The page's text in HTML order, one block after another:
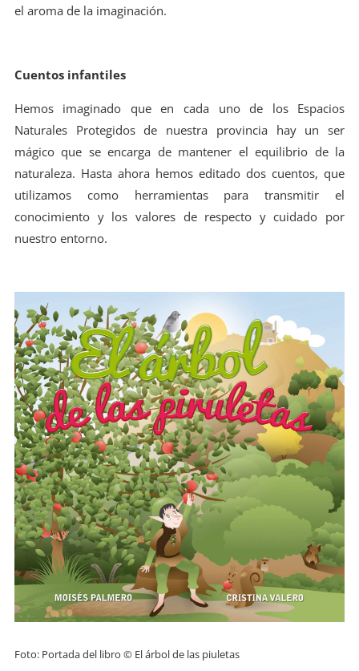
el aroma de la imaginación.
Cuentos infantiles
Hemos imaginado que en cada uno de los Espacios
Naturales Protegidos de nuestra provincia hay un ser
mágico que se encarga de mantener el equilibrio de la
naturaleza. Hasta ahora hemos editado dos cuentos, que
utilizamos como herramientas para transmitir el
conocimiento y los valores de respecto y cuidado por
nuestro entorno.
Foto: Portada del libro © El árbol de las piuletas